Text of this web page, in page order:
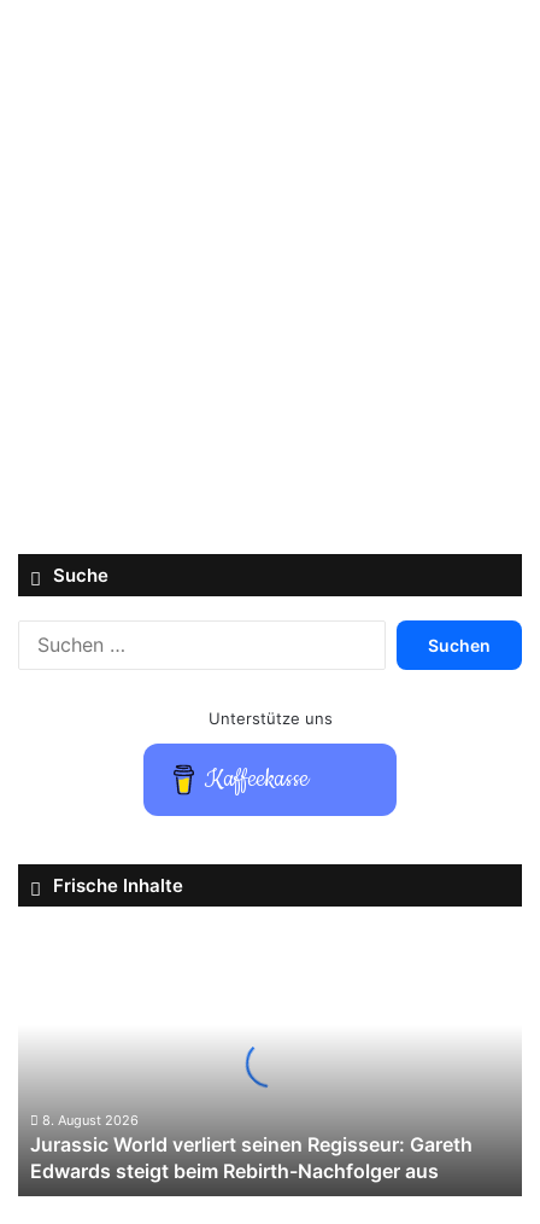
Suche
Suchen
Unterstütze uns
Kaffeekasse
Frische Inhalte
steigt
beim
Rebirth-
Nachfolger
8. August 2026
Jurassic World verliert seinen Regisseur: Gareth
Edwards steigt beim Rebirth-Nachfolger aus